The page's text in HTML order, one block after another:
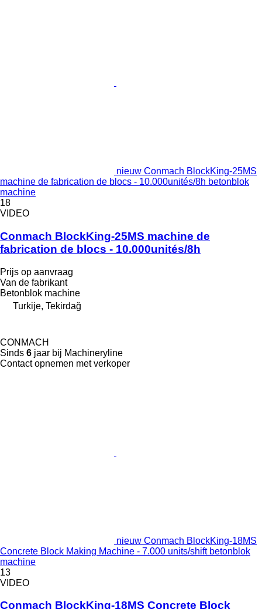
nieuw Conmach BlockKing-25MS
machine de fabrication de blocs - 10.000unités/8h betonblok
machine
18
VIDEO
Conmach BlockKing-25MS machine de
fabrication de blocs - 10.000unités/8h
Prijs op aanvraag
Van de fabrikant
Betonblok machine
Turkije, Tekirdağ
CONMACH
Sinds 6 jaar bij Machineryline
Contact opnemen met verkoper
nieuw Conmach BlockKing-18MS
Concrete Block Making Machine - 7.000 units/shift betonblok
machine
13
VIDEO
Conmach BlockKing-18MS Concrete Block